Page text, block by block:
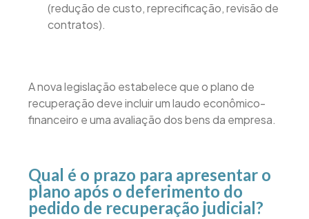
(redução de custo, reprecificação, revisão de
contratos).
A nova legislação estabelece que o plano de
recuperação deve incluir um laudo econômico-
financeiro e uma avaliação dos bens da empresa.
Qual é o prazo para apresentar o
plano após o deferimento do
pedido de recuperação judicial?